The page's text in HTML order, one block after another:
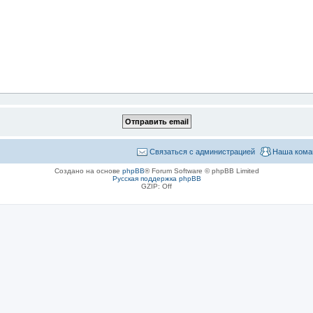
Наша
Связаться с администрацией
Создано на основе phpBB® Forum Software © phpBB Limited
Русская поддержка phpBB
GZIP: Off